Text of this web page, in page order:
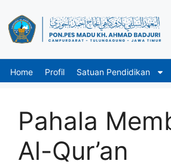
Home Profil Satuan Pendidikan
Pahala
Al-Qur’an